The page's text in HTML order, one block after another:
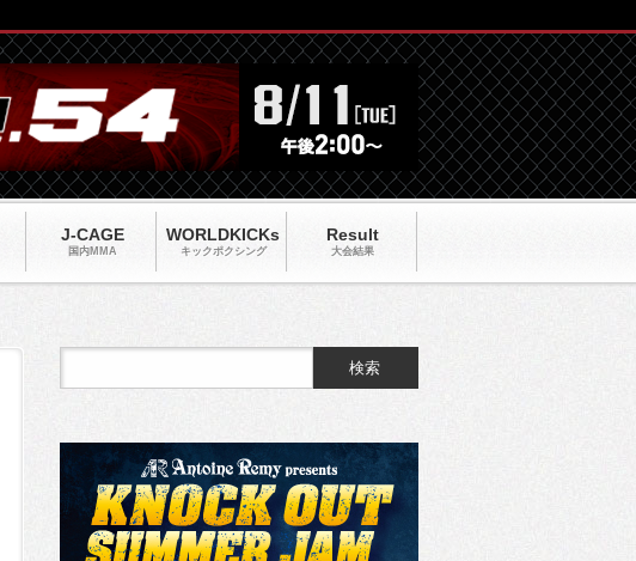
J-CAGE
国内MMA
WORLDKICKs
キックポクシング
Result
大会結果